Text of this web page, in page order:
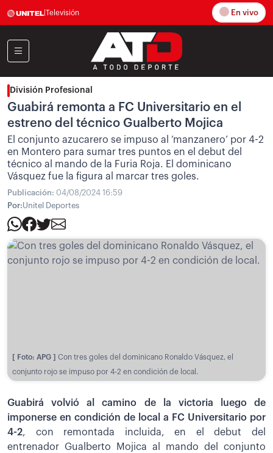
Televisión En vivo
División Profesional
Guabirá remonta a FC Universitario en el
estreno del técnico Gualberto Mojica
El conjunto azucarero se impuso al ‘manzanero’ por 4-2
en Montero para sumar tres puntos en el debut del
técnico al mando de la Furia Roja. El dominicano
Vásquez fue la figura al marcar tres goles.
Publicación: 04/08/2024 16:59
Por:Unitel Deportes
[ Foto: APG ] Con tres goles del dominicano Ronaldo Vásquez, el
conjunto rojo se impuso por 4-2 en condición de local.
Guabirá volvió al camino de la victoria luego de
imponerse en condición de local a FC Universitario por
4-2, con remontada incluida, en el debut del
entrenador Gualberto Mojica al mando del conjunto